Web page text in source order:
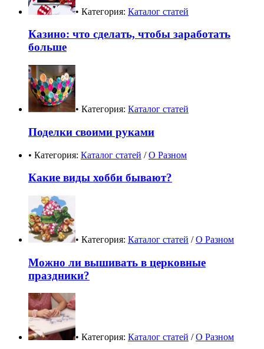
• Категория: Каталог статей
Казино: что сделать, чтобы заработать
больше
• Категория: Каталог статей
Поделки своими руками
• Категория: Каталог статей /О Разном
Какие виды хобби бывают?
• Категория: Каталог статей /О Разном
Можно ли вышивать в церковные
праздники?
• Категория: Каталог статей /О Разном